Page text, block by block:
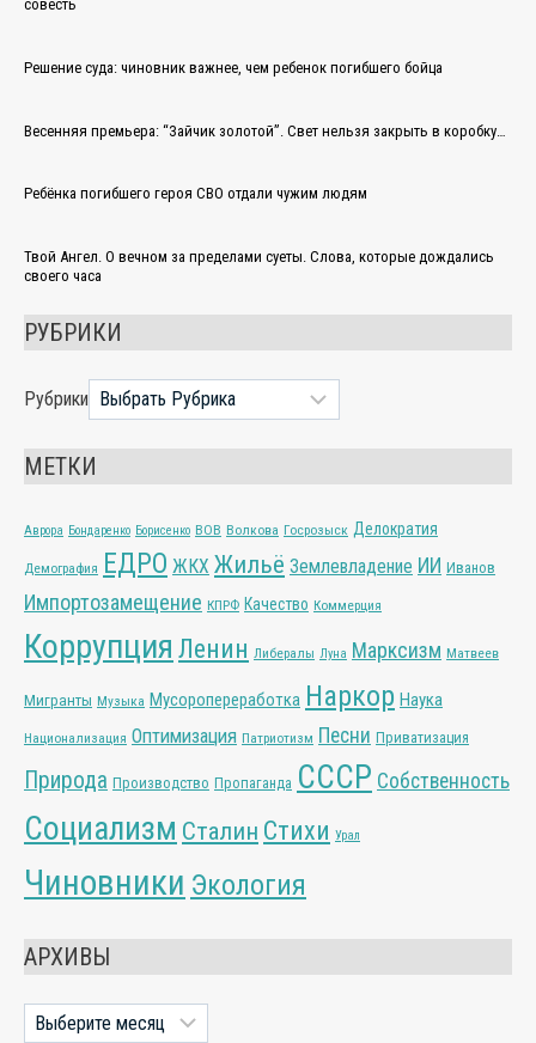
совесть
Решение суда: чиновник важнее, чем ребенок погибшего бойца
Весенняя премьера: “Зайчик золотой”. Свет нельзя закрыть в коробку…
Ребёнка погибшего героя СВО отдали чужим людям
Твой Ангел. О вечном за пределами суеты. Слова, которые дождались
своего часа
РУБРИКИ
Рубрики
МЕТКИ
Аврора Бондаренко Борисенко ВОВ Волкова Госрозыск Делократия
Демография ЕДРО ЖКХ Жильё Землевладение ИИ Иванов
Импортозамещение КПРФ Качество Коммерция
Коррупция Ленин Либералы Луна Марксизм Матвеев
Мигранты Музыка Мусоропереработка Наркор Наука
Национализация Оптимизация Патриотизм Песни Приватизация
Природа Производство Пропаганда СССР Собственность
Социализм Сталин Стихи Урал
Чиновники Экология
АРХИВЫ
Архивы